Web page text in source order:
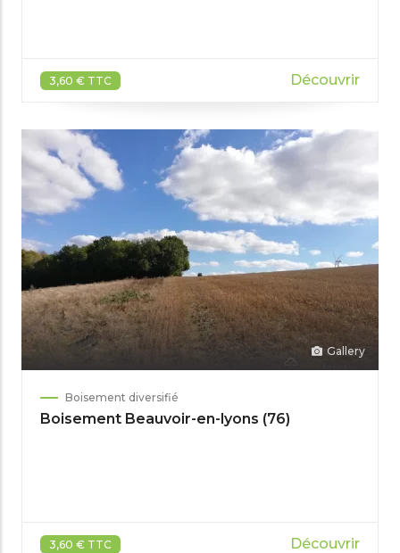
3,60 € TTC Découvrir
Gallery
Boisement diversifié
Boisement Beauvoir-en-lyons (76)
3,60 € TTC Découvrir